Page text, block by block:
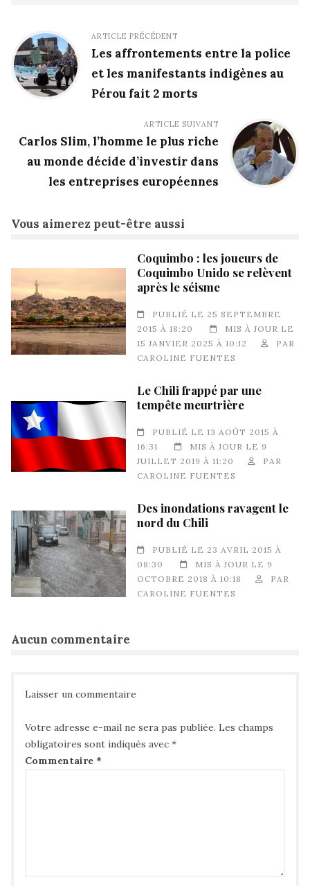
ARTICLE PRÉCÉDENT
Les affrontements entre la police
et les manifestants indigènes au
Pérou fait 2 morts
ARTICLE SUIVANT
Carlos Slim, l’homme le plus riche
au monde décide d’investir dans
les entreprises européennes
Vous aimerez peut-être aussi
Coquimbo : les joueurs de
Coquimbo Unido se relèvent
après le séisme
PUBLIÉ LE 25 SEPTEMBRE
2015 À 18:20
MIS À JOUR LE
15 JANVIER 2025 À 10:12
PAR
CAROLINE FUENTES
Le Chili frappé par une
tempête meurtrière
PUBLIÉ LE 13 AOÛT 2015 À
16:31
MIS À JOUR LE 9
JUILLET 2019 À 11:20
PAR
CAROLINE FUENTES
Des inondations ravagent le
nord du Chili
PUBLIÉ LE 23 AVRIL 2015 À
08:30
MIS À JOUR LE 9
OCTOBRE 2018 À 10:18
PAR
CAROLINE FUENTES
Aucun commentaire
Laisser un commentaire
Votre adresse e-mail ne sera pas publiée. Les champs
obligatoires sont indiqués avec *
Commentaire *